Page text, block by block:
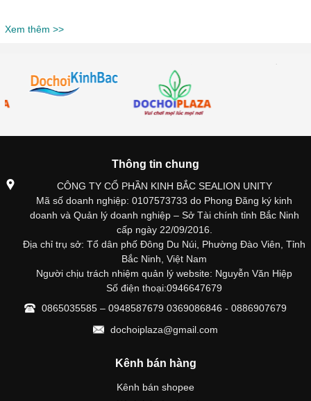
Xem thêm >>
Thông tin chung
CÔNG TY CỔ PHẦN KINH BẮC SEALION UNITY
Mã số doanh nghiệp: 0107573733 do Phong Đăng ký kinh
doanh và Quản lý doanh nghiệp – Sở Tài chính tỉnh Bắc Ninh
cấp ngày 22/09/2016.
Địa chỉ trụ sở: Tổ dân phố Đông Du Núi, Phường Đào Viên, Tỉnh
Bắc Ninh, Việt Nam
Người chịu trách nhiệm quản lý website: Nguyễn Văn Hiệp
Số điện thoại:0946647679
0865035585 – 0948587679 0369086846 - 0886907679
dochoiplaza@gmail.com
Kênh bán hàng
Kênh bán shopee